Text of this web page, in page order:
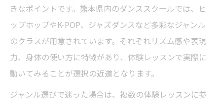
きなポイントです。熊本県内のダンススクールでは、ヒ
ップホップやK-POP、ジャズダンスなど多彩なジャンル
のクラスが用意されています。それぞれリズム感や表現
力、身体の使い方に特徴があり、体験レッスンで実際に
動いてみることが選択の近道となります。
ジャンル選びで迷った場合は、複数の体験レッスンに参